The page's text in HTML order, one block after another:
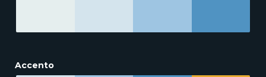
Accento